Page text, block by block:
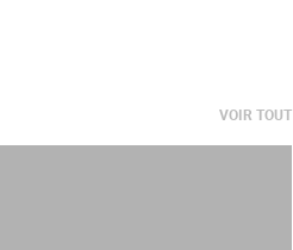
VOIR TOUT